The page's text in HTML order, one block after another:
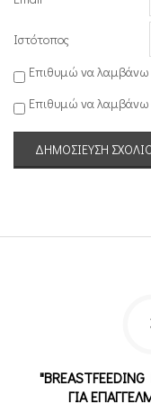
Ιστότοπος
Επιθυμώ να λαμβάνω
Επιθυμώ να λαμβάνω
ΓΙΑ